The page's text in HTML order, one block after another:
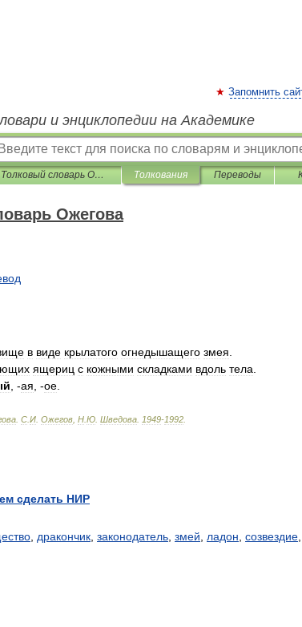
Запомнить
и энциклопедии на Академике
Толковый словарь Ожегова Толкования Переводы
Ожегова
в виде крылатого огнедышащего змея
ящериц с кожными складками вдоль тела
, -ая , -ое
С И Ожегов Н Ю Шведова 1949-1992
сделать НИР
дракончик законодатель змей ладон созвездие